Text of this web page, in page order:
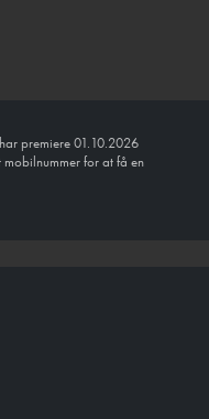
premiere 01.10.2026
for at få en